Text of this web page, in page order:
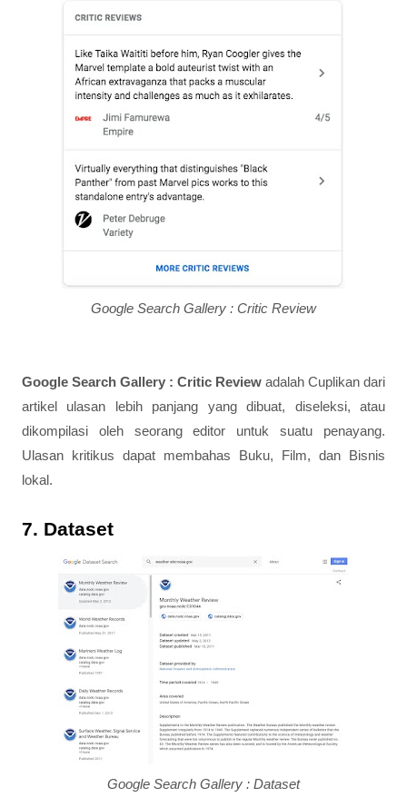
Google Search Gallery : Critic Review
Google Search Gallery : Critic Review adalah Cuplikan dari
artikel ulasan lebih panjang yang dibuat, diseleksi, atau
dikompilasi oleh seorang editor untuk suatu penayang.
Ulasan kritikus dapat membahas Buku, Film, dan Bisnis
lokal.
7. Dataset
Google Search Gallery : Dataset